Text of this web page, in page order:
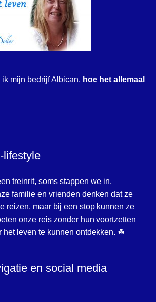
ik mijn bedrijf Albican, hoe het allemaal
lifestyle
treinrit, soms stappen we in,
familie en vrienden denken dat ze
reizen, maar bij een stop kunnen ze
onze reis zonder hun voortzetten
het leven te kunnen ontdekken. ☘
en social media